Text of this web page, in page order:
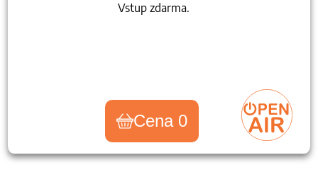
Vstup zdarma.
Cena 0